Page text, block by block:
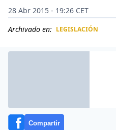
28 Abr 2015 - 19:26 CET
Archivado en: LEGISLACIÓN
Compartir